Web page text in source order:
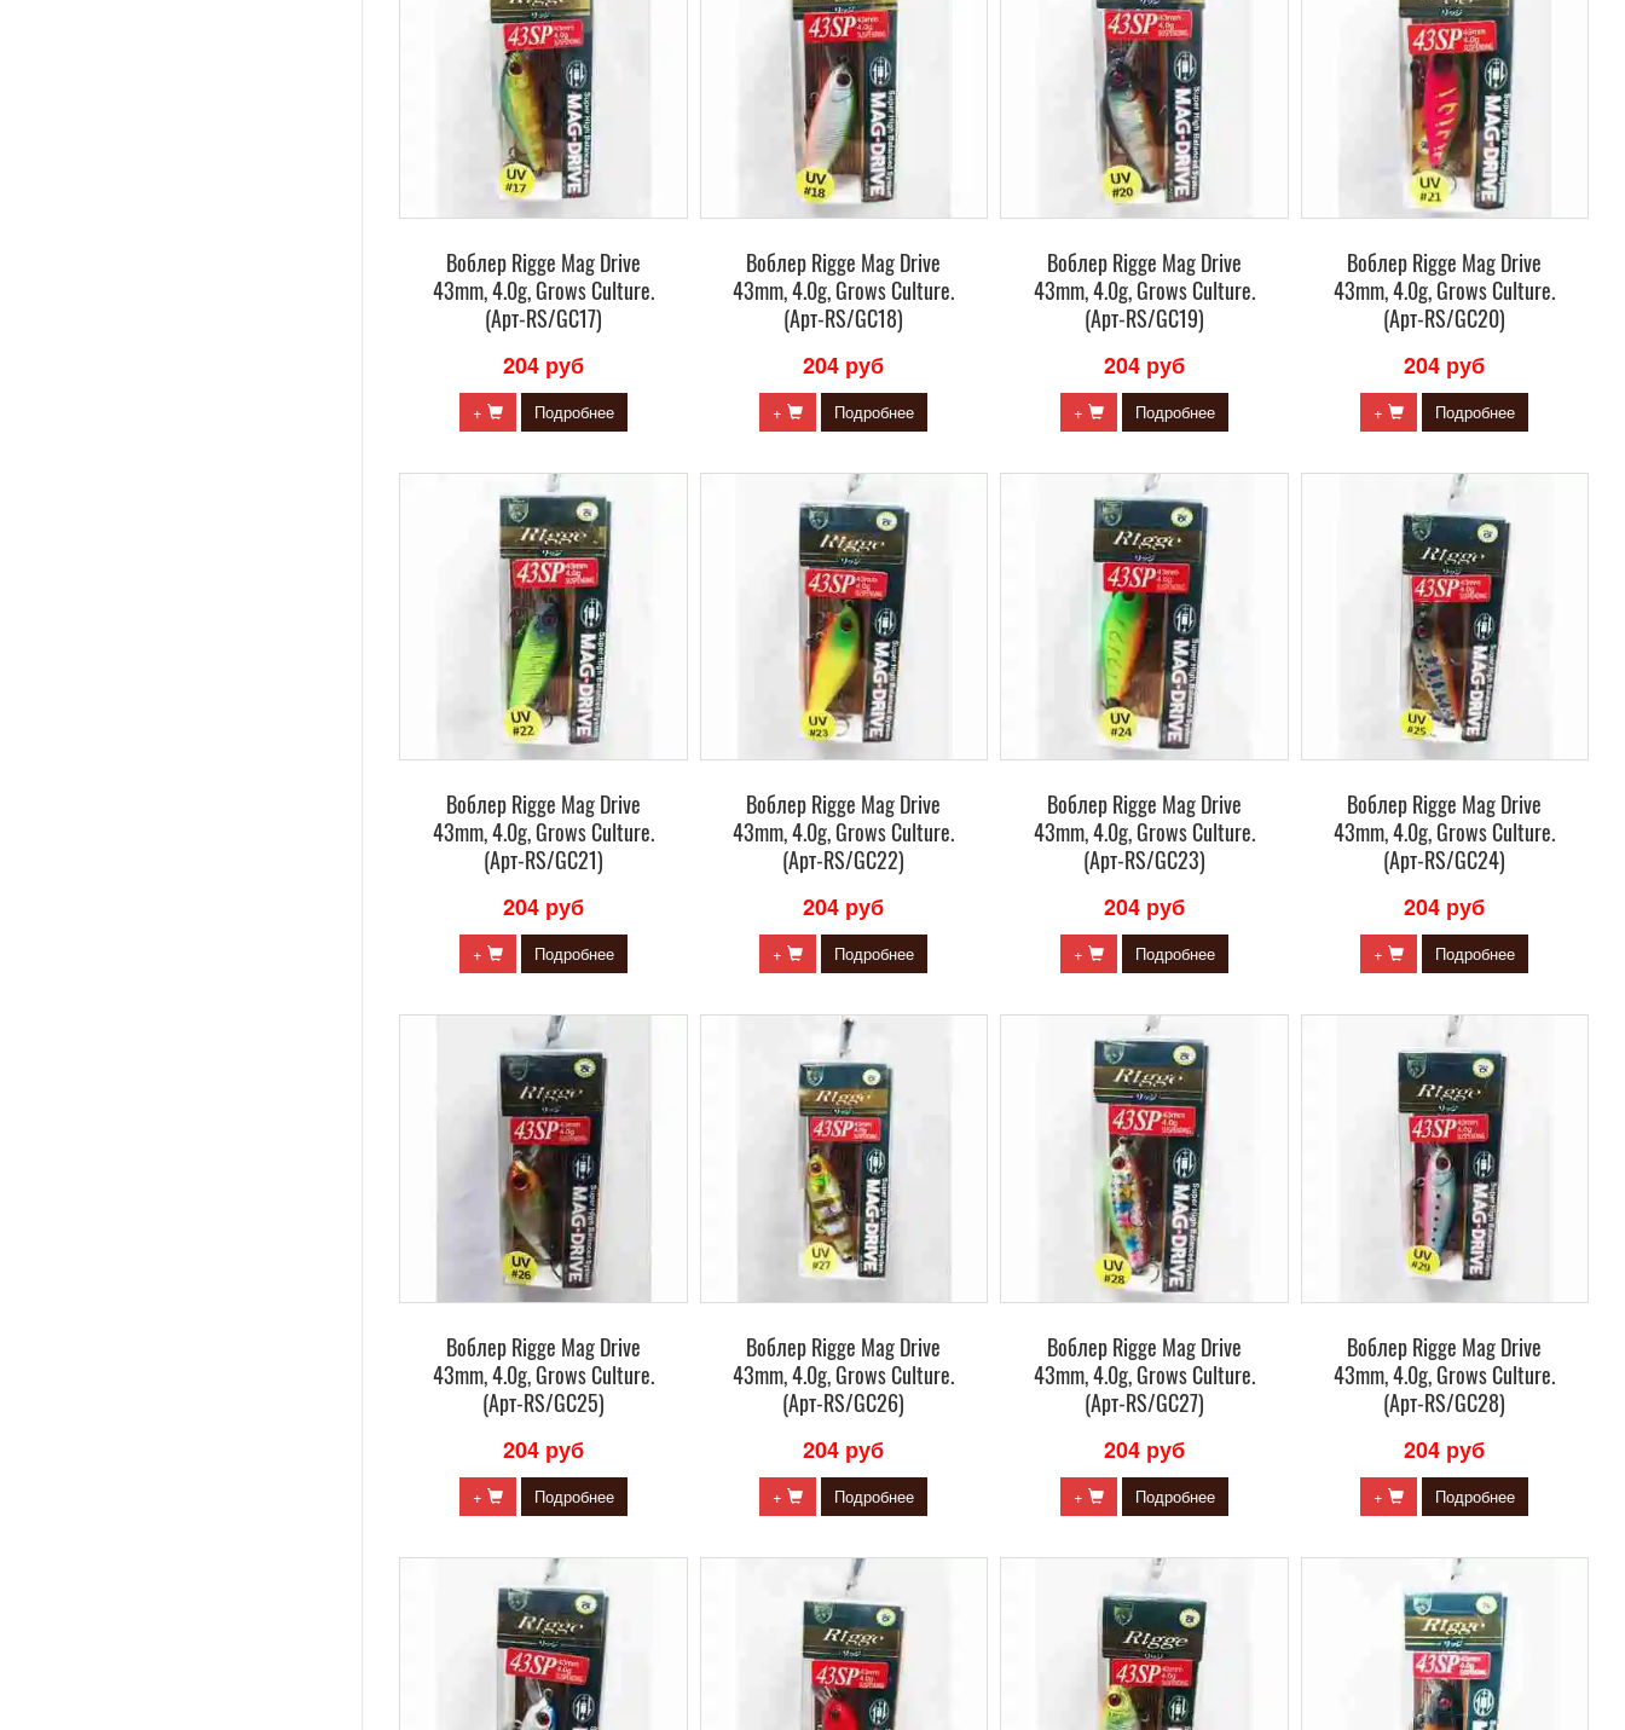
Воблер Rigge Mag Drive
43mm, 4.0g, Grows Culture.
(Арт-RS/GC17)
204 руб
+ Подробнее
Воблер Rigge Mag Drive
43mm, 4.0g, Grows Culture.
(Арт-RS/GC18)
204 руб
+ Подробнее
Воблер Rigge Mag Drive
43mm, 4.0g, Grows Culture.
(Арт-RS/GC19)
204 руб
+ Подробнее
Воблер Rigge Mag Drive
43mm, 4.0g, Grows Culture.
(Арт-RS/GC20)
204 руб
+ Подробнее
Воблер Rigge Mag Drive
43mm, 4.0g, Grows Culture.
(Арт-RS/GC21)
204 руб
+ Подробнее
Воблер Rigge Mag Drive
43mm, 4.0g, Grows Culture.
(Арт-RS/GC22)
204 руб
+ Подробнее
Воблер Rigge Mag Drive
43mm, 4.0g, Grows Culture.
(Арт-RS/GC23)
204 руб
+ Подробнее
Воблер Rigge Mag Drive
43mm, 4.0g, Grows Culture.
(Арт-RS/GC24)
204 руб
+ Подробнее
Воблер Rigge Mag Drive
43mm, 4.0g, Grows Culture.
(Арт-RS/GC25)
204 руб
+ Подробнее
Воблер Rigge Mag Drive
43mm, 4.0g, Grows Culture.
(Арт-RS/GC26)
204 руб
+ Подробнее
Воблер Rigge Mag Drive
43mm, 4.0g, Grows Culture.
(Арт-RS/GC27)
204 руб
+ Подробнее
Воблер Rigge Mag Drive
43mm, 4.0g, Grows Culture.
(Арт-RS/GC28)
204 руб
+ Подробнее